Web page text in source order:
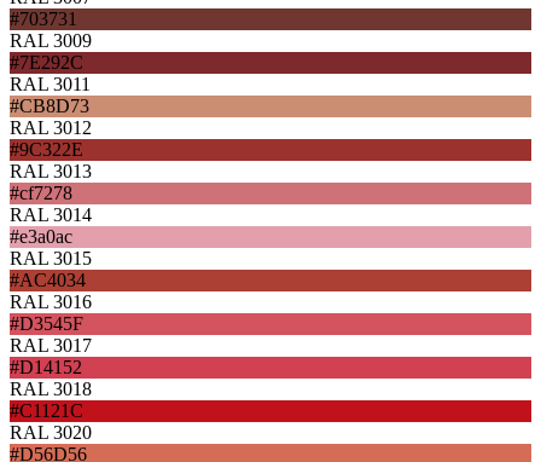
#703731
RAL 3009
#7E292C
RAL 3011
#CB8D73
RAL 3012
#9C322E
RAL 3013
#cf7278
RAL 3014
#e3a0ac
RAL 3015
#AC4034
RAL 3016
#D3545F
RAL 3017
#D14152
RAL 3018
#C1121C
RAL 3020
#D56D56